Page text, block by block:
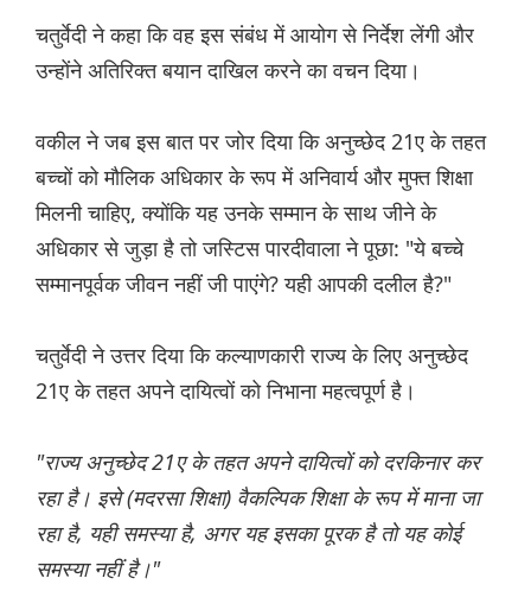
चतुर्वेदी ने कहा कि वह इस संबंध में आयोग से निर्देश लेंगी और
उन्होंने अतिरिक्त बयान दाखिल करने का वचन दिया।
वकील ने जब इस बात पर जोर दिया कि अनुच्छेद 21ए के तहत
बच्चों को मौलिक अधिकार के रूप में अनिवार्य और मुफ्त शिक्षा
मिलनी चाहिए, क्योंकि यह उनके सम्मान के साथ जीने के
अधिकार से जुड़ा है तो जस्टिस पारदीवाला ने पूछा: "ये बच्चे
सम्मानपूर्वक जीवन नहीं जी पाएंगे? यही आपकी दलील है?"
चतुर्वेदी ने उत्तर दिया कि कल्याणकारी राज्य के लिए अनुच्छेद
21ए के तहत अपने दायित्वों को निभाना महत्वपूर्ण है।
"राज्य अनुच्छेद 21ए के तहत अपने दायित्वों को दरकिनार कर
रहा है। इसे (मदरसा शिक्षा) वैकल्पिक शिक्षा के रूप में माना जा
रहा है, यही समस्या है, अगर यह इसका पूरक है तो यह कोई
समस्या नहीं है।"